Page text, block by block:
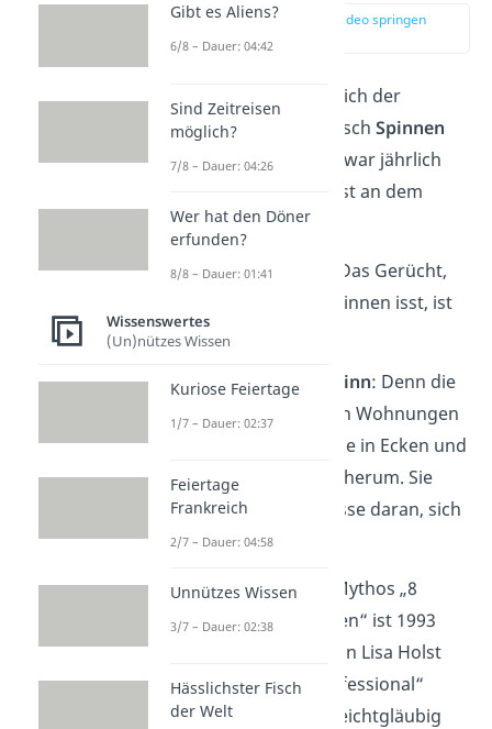
zur Stelle im Video springen
Seit Jahrzehnten hält sich der
Mythos, dass der Mensch Spinnen
im Schlaf isst— und zwar jährlich
! Doch ist an dem
Mythos was dran?
Die Antwort ist
! Das Gerücht,
dass man im Schlaf Spinnen isst, ist
nicht wahr!
Und das macht auch
Sinn: Denn die
meisten Spinnen, die in Wohnungen
leben, bauen ihre Netze in Ecken und
krabbeln nachts nicht herum. Sie
haben gar kein Interesse daran, sich
Menschen zu nähern.
Schon gewusst?Der Mythos „8
Spinnen im Schlaf essen“ ist 1993
entstanden. Die Autorin Lisa Holst
des Magazins „PC Professional“
wollte beweisen, wie leichtgläubig
Gibt es Aliens?
6/8 – Dauer: 04:42
Sind Zeitreisen
möglich?
7/8 – Dauer: 04:26
Wer hat den Döner
erfunden?
8/8 – Dauer: 01:41
Wissenswertes
(Un)nützes Wissen
Kuriose Feiertage
1/7 – Dauer: 02:37
Feiertage
Frankreich
2/7 – Dauer: 04:58
Unnützes Wissen
3/7 – Dauer: 02:38
Hässlichster Fisch
der Welt